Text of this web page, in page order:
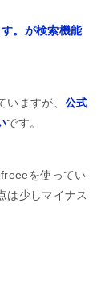
。が検索機能
いますが、公式
です。
を使ってい
は少しマイナス